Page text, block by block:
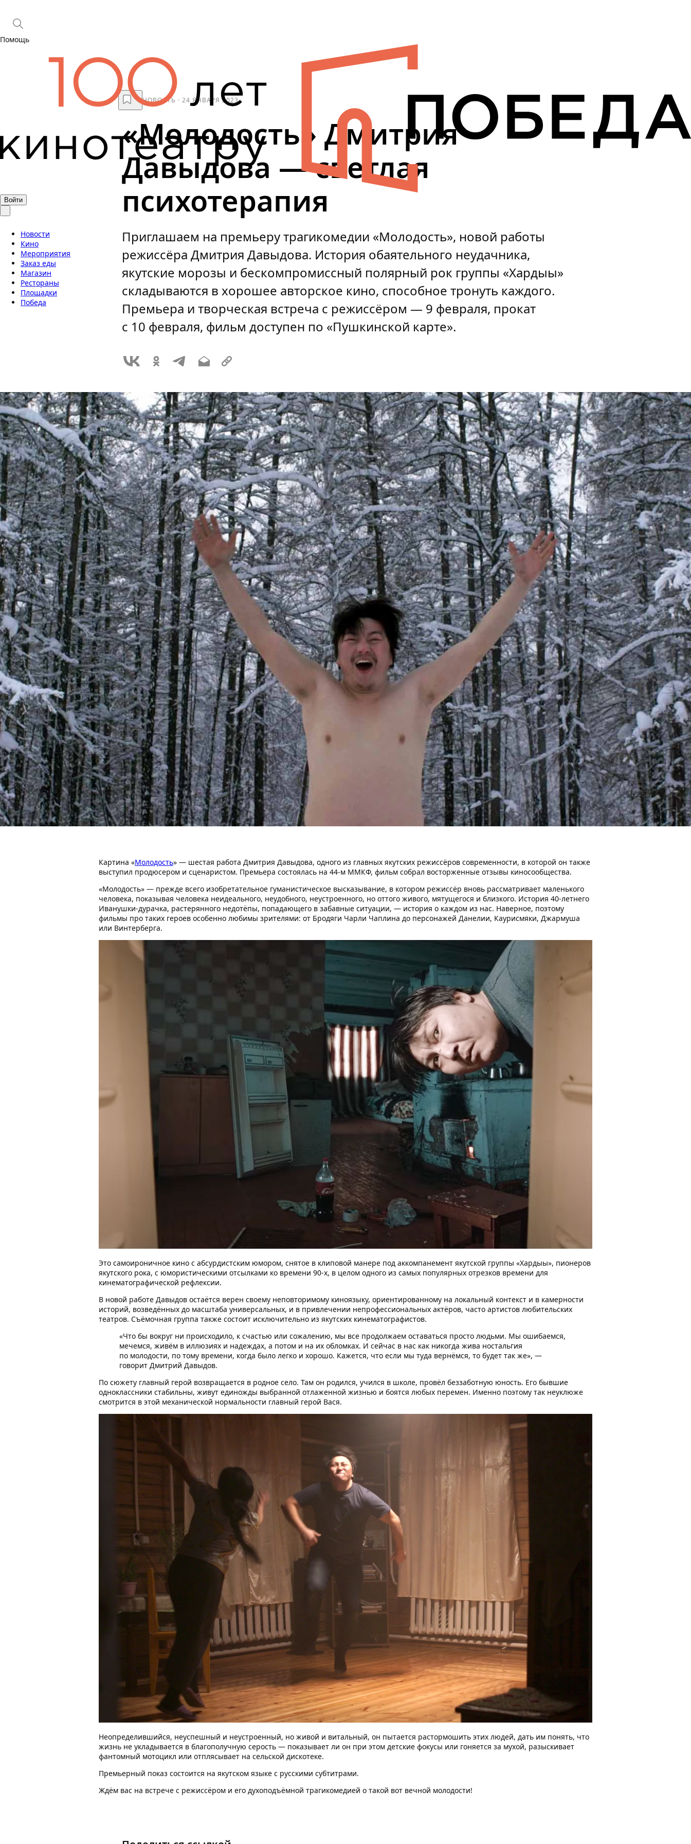
Помощь
Войти
Новости
Кино
Мероприятия
Заказ еды
Магазин
Рестораны
Площадки
Победа
НОВОСТЬ ·24 ЯНВАРЯ 2023
«Молодость» Дмитрия
Давыдова — светлая
психотерапия
Приглашаем на премьеру трагикомедии «Молодость», новой работы
режиссёра Дмитрия Давыдова. История обаятельного неудачника,
якутские морозы и бескомпромиссный полярный рок группы «Хардыы»
складываются в хорошее авторское кино, способное тронуть каждого.
Премьера и творческая встреча с режиссёром — 9 февраля, прокат
с 10 февраля, фильм доступен по «Пушкинской карте».
Картина «Молодость» — шестая работа Дмитрия Давыдова, одного из главных якутских режиссёров современности, в которой он также
выступил продюсером и сценаристом. Премьера состоялась на 44-м ММКФ, фильм собрал восторженные отзывы киносообщества.
«Молодость» — прежде всего изобретательное гуманистическое высказывание, в котором режиссёр вновь рассматривает маленького
человека, показывая человека неидеального, неудобного, неустроенного, но оттого живого, мятущегося и близкого. История 40-летнего
Иванушки-дурачка, растерянного недотёпы, попадающего в забавные ситуации, — история о каждом из нас. Наверное, поэтому
фильмы про таких героев особенно любимы зрителями: от Бродяги Чарли Чаплина до персонажей Данелии, Каурисмяки, Джармуша
или Винтерберга.
Это самоироничное кино с абсурдистским юмором, снятое в клиповой манере под аккомпанемент якутской группы «Хардыы», пионеров
якутского рока, с юмористическими отсылками ко времени 90-х, в целом одного из самых популярных отрезков времени для
кинематографической рефлексии.
В новой работе Давыдов остаётся верен своему неповторимому киноязыку, ориентированному на локальный контекст и в камерности
историй, возведённых до масштаба универсальных, и в привлечении непрофессиональных актёров, часто артистов любительских
театров. Съёмочная группа также состоит исключительно из якутских кинематографистов.
«Что бы вокруг ни происходило, к счастью или сожалению, мы все продолжаем оставаться просто людьми. Мы ошибаемся,
мечемся, живём в иллюзиях и надеждах, а потом и на их обломках. И сейчас в нас как никогда жива ностальгия
по молодости, по тому времени, когда было легко и хорошо. Кажется, что если мы туда вернёмся, то будет так же», —
говорит Дмитрий Давыдов.
По сюжету главный герой возвращается в родное село. Там он родился, учился в школе, провёл беззаботную юность. Его бывшие
одноклассники стабильны, живут единожды выбранной отлаженной жизнью и боятся любых перемен. Именно поэтому так неуклюже
смотрится в этой механической нормальности главный герой Вася.
Неопределившийся, неуспешный и неустроенный, но живой и витальный, он пытается растормошить этих людей, дать им понять, что
жизнь не укладывается в благополучную серость — показывает ли он при этом детские фокусы или гоняется за мухой, разыскивает
фантомный мотоцикл или отплясывает на сельской дискотеке.
Премьерный показ состоится на якутском языке с русскими субтитрами.
Ждём вас на встрече с режиссёром и его духоподъёмной трагикомедией о такой вот вечной молодости!